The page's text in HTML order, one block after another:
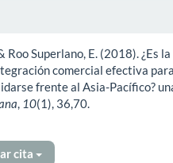
Roo Superlano, E. (2018). ¿Es la
comercial efectiva
frente al Asia-Pacífico?
10(1), 36,70.
cita